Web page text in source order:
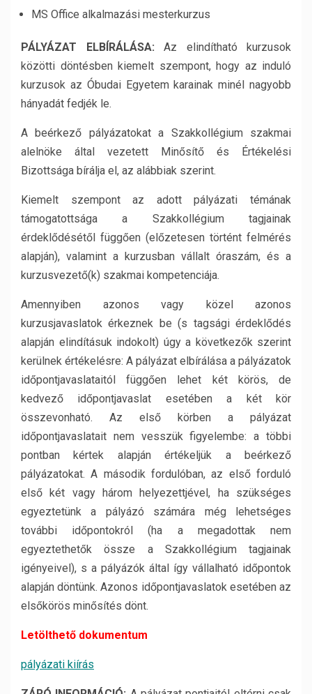
MS Office alkalmazási mesterkurzus
PÁLYÁZAT ELBÍRÁLÁSA: Az elindítható kurzusok
közötti döntésben kiemelt szempont, hogy az induló
kurzusok az Óbudai Egyetem karainak minél nagyobb
hányadát fedjék le.
A beérkező pályázatokat a Szakkollégium szakmai
alelnöke által vezetett Minősítő és Értékelési
Bizottsága bírálja el, az alábbiak szerint.
Kiemelt szempont az adott pályázati témának
támogatottsága a Szakkollégium tagjainak
érdeklődésétől függően (előzetesen történt felmérés
alapján), valamint a kurzusban vállalt óraszám, és a
kurzusvezető(k) szakmai kompetenciája.
Amennyiben azonos vagy közel azonos
kurzusjavaslatok érkeznek be (s tagsági érdeklődés
alapján elindításuk indokolt) úgy a következők szerint
kerülnek értékelésre: A pályázat elbírálása a pályázatok
időpontjavaslataitól függően lehet két körös, de
kedvező időpontjavaslat esetében a két kör
összevonható. Az első körben a pályázat
időpontjavaslatait nem vesszük figyelembe: a többi
pontban kértek alapján értékeljük a beérkező
pályázatokat. A második fordulóban, az első forduló
első két vagy három helyezettjével, ha szükséges
egyeztetünk a pályázó számára még lehetséges
további időpontokról (ha a megadottak nem
egyeztethetők össze a Szakkollégium tagjainak
igényeivel), s a pályázók által így vállalható időpontok
alapján döntünk. Azonos időpontjavaslatok esetében az
elsőkörös minősítés dönt.
Letölthető dokumentum
pályázati kiírás